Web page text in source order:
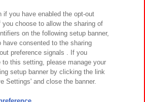
応方針 よくあるご質問・お問い合わせ
Namco Amusement Inc.
Namco Amusement Lab Inc.
if you have enabled the opt-out
choose to allow the sharing of
on the following setup banner,
have consented to the sharing
preference signals . If you
to this setting, please manage your
setup banner by clicking the link
Settings' and close the banner.